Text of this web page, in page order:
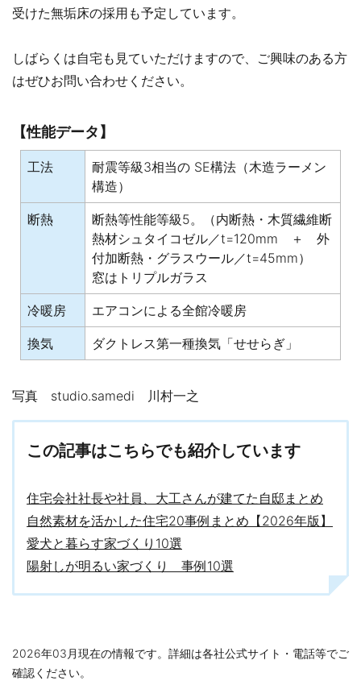
受けた無垢床の採用も予定しています。
しばらくは自宅も見ていただけますので、ご興味のある方
はぜひお問い合わせください。
【性能データ】
工法
耐震等級3相当の SE構法（木造ラーメン
構造）
断熱
断熱等性能等級5。（内断熱・木質繊維断
熱材シュタイコゼル／t=120mm ＋ 外
付加断熱・グラスウール／t=45mm）
窓はトリプルガラス
冷暖房 エアコンによる全館冷暖房
換気 ダクトレス第一種換気「せせらぎ」
写真 studio.samedi 川村一之
この記事はこちらでも紹介しています
住宅会社社長や社員、大工さんが建てた自邸まとめ
自然素材を活かした住宅20事例まとめ【2026年版】
愛犬と暮らす家づくり10選
陽射しが明るい家づくり 事例10選
2026年03月現在の情報です。詳細は各社公式サイト・電話等でご
確認ください。